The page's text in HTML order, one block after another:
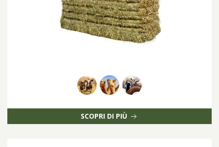
SCOPRI DI PIÙ